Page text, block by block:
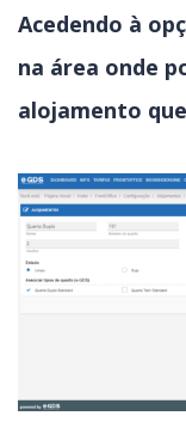
Acedendo à
na área onde
alojamento